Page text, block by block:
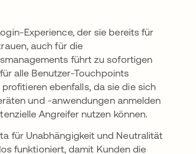
Experience, der sie bereits für
auch für die
führt zu sofortigen
alle Benutzer-Touchpoints
ebenfalls, da sie die sich
und -anwendungen anmelden
Angreifer nutzen können.
für Unabhängigkeit und Neutralität
funktioniert, damit Kunden die